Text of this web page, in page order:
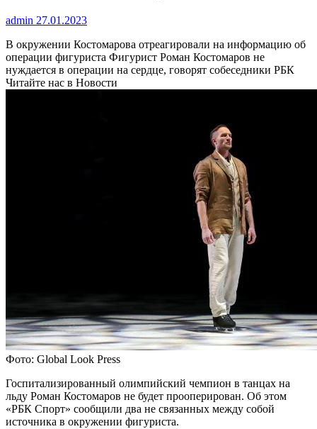
admin 27.01.2023
В окружении Костомарова отреагировали на информацию об
операции фигуриста Фигурист Роман Костомаров не
нуждается в операции на сердце, говорят собеседники РБК
Читайте нас в Новости
Фото: Global Look Press
Госпитализированный олимпийский чемпион в танцах на
льду Роман Костомаров не будет прооперирован. Об этом
«РБК Спорт» сообщили два не связанных между собой
источника в окружении фигуриста.